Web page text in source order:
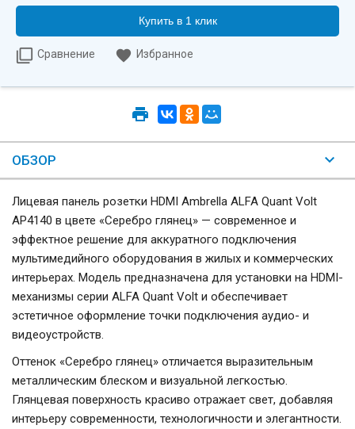
Купить в 1 клик
Сравнение Избранное
ОБЗОР
Лицевая панель розетки HDMI Ambrella ALFA Quant Volt
AP4140 в цвете «Серебро глянец» — современное и
эффектное решение для аккуратного подключения
мультимедийного оборудования в жилых и коммерческих
интерьерах. Модель предназначена для установки на HDMI-
механизмы серии ALFA Quant Volt и обеспечивает
эстетичное оформление точки подключения аудио- и
видеоустройств.
Оттенок «Серебро глянец» отличается выразительным
металлическим блеском и визуальной легкостью.
Глянцевая поверхность красиво отражает свет, добавляя
интерьеру современности, технологичности и элегантности.